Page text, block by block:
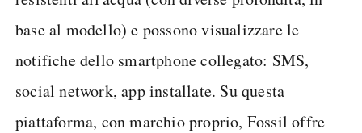
base al modello) e possono visualizzare le
notifiche dello smartphone collegato: SMS,
social network, app installate. Su questa
piattaforma, con marchio proprio, Fossil offre